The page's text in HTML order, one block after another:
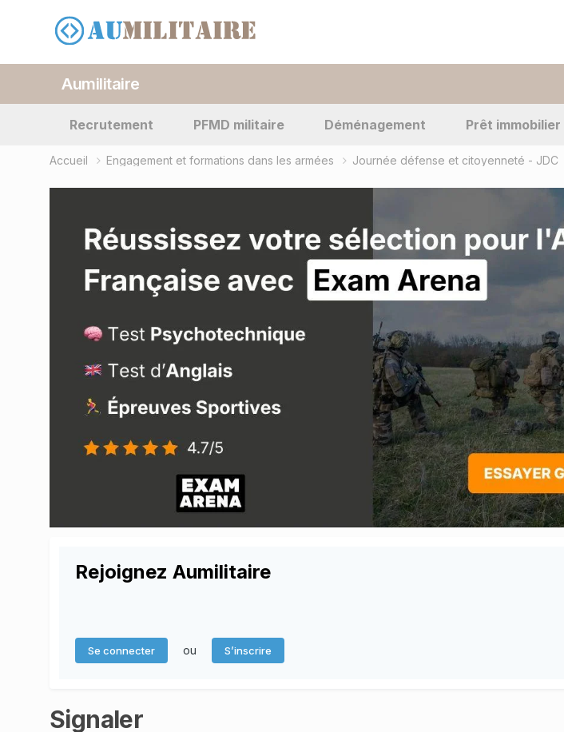
Aumilitaire
Recrutement PFMD militaire Déménagement Prêt immobilier
Accueil Engagement et formations dans les armées Journée défense et citoyenneté - JDC
Rejoignez Aumilitaire
Se connecter ou S’inscrire
Signaler